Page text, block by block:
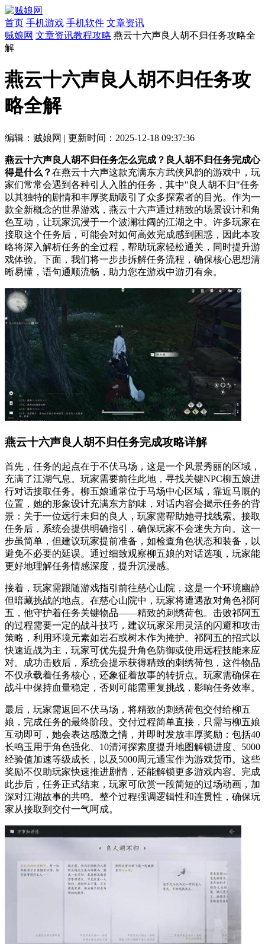
首页 手机游戏 手机软件 文章资讯
贼娘网 文章资讯教程攻略 燕云十六声良人胡不归任务攻略全
解
燕云十六声良人胡不归任务攻
略全解
编辑：贼娘网 | 更新时间：2025-12-18 09:37:36
燕云十六声良人胡不归任务怎么完成？良人胡不归任务完成心
得是什么？在燕云十六声这款充满东方武侠风韵的游戏中，玩
家们常常会遇到各种引人入胜的任务，其中"良人胡不归"任务
以其独特的剧情和丰厚奖励吸引了众多探索者的目光。作为一
款全新概念的世界游戏，燕云十六声通过精致的场景设计和角
色互动，让玩家沉浸于一个波澜壮阔的江湖之中。许多玩家在
接取这个任务后，可能会对如何高效完成感到困惑，因此本攻
略将深入解析任务的全过程，帮助玩家轻松通关，同时提升游
戏体验。下面，我们将一步步拆解任务流程，确保核心思想清
晰易懂，语句通顺流畅，助力您在游戏中游刃有余。
燕云十六声良人胡不归任务完成攻略详解
首先，任务的起点在于不伏马场，这是一个风景秀丽的区域，
充满了江湖气息。玩家需要前往此地，寻找关键NPC柳五娘进
行对话接取任务。柳五娘通常位于马场中心区域，靠近马厩的
位置，她的形象设计充满东方韵味，对话内容会揭示任务的背
景：关于一位远行未归的良人，玩家需帮助她寻找线索。接取
任务后，系统会提供明确指引，确保玩家不会迷失方向。这一
步虽简单，但建议玩家提前准备，如检查角色状态和装备，以
避免不必要的延误。通过细致观察柳五娘的对话选项，玩家能
更好地理解任务情感深度，提升沉浸感。
接着，玩家需跟随游戏指引前往慈心山院，这是一个环境幽静
但暗藏挑战的地点。在慈心山院中，玩家将遭遇敌对角色祁阿
五，他守护着任务关键物品——精致的刺绣荷包。击败祁阿五
的过程需要一定的战斗技巧，建议玩家采用灵活的闪避和攻击
策略，利用环境元素如岩石或树木作为掩护。祁阿五的招式以
快速近战为主，玩家可优先提升角色防御或使用远程技能来应
对。成功击败后，系统会提示获得精致的刺绣荷包，这件物品
不仅承载着任务核心，还象征着故事的转折点。玩家需确保在
战斗中保持血量稳定，否则可能需重复挑战，影响任务效率。
最后，玩家需返回不伏马场，将精致的刺绣荷包交付给柳五
娘，完成任务的最终阶段。交付过程简单直接，只需与柳五娘
互动即可，她会表达感激之情，并即时发放丰厚奖励：包括40
长鸣玉用于角色强化、10清河探索度提升地图解锁进度、5000
经验值加速等级成长，以及5000周元通宝作为游戏货币。这些
奖励不仅助玩家快速推进剧情，还能解锁更多游戏内容。完成
此步后，任务正式结束，玩家可欣赏一段简短的过场动画，加
深对江湖故事的共鸣。整个过程强调逻辑性和连贯性，确保玩
家从接取到交付一气呵成。